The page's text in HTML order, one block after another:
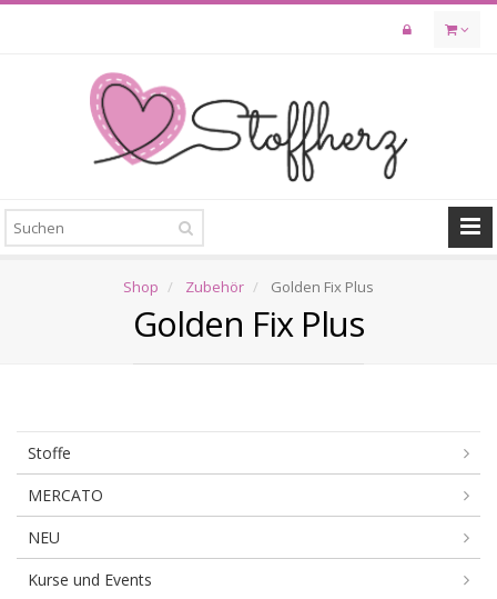
Skip
Shop Zubehör Golden Fix Plus
Golden Fix Plus
Stoffe
MERCATO
NEU
Kurse und Events